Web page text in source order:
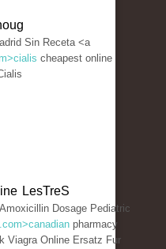
Sin Receta <a
cheapest online
LesTreS
Dosage Pediatric
pharmacy
Viagra Online Ersatz Fur